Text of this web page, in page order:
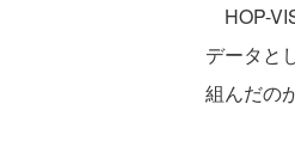
HOP-
データと
組んだの